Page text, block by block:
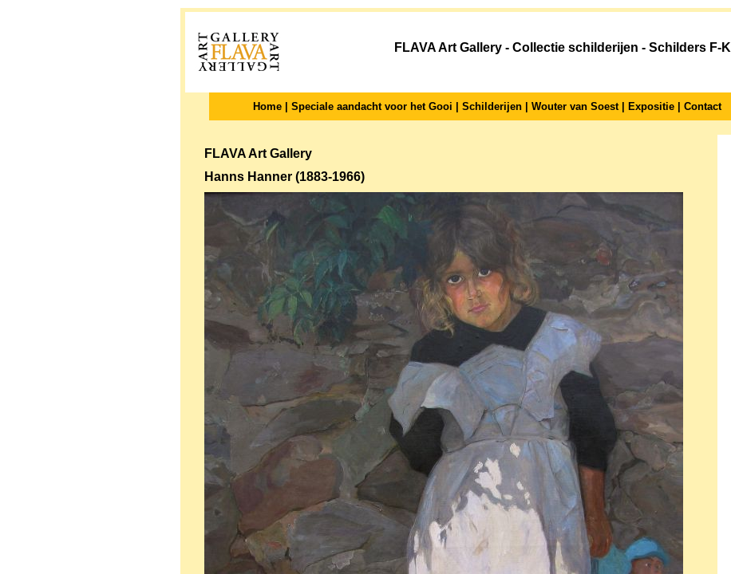
FLAVA Art Gallery - Collectie schilderijen - Schilders F-K
Home Speciale aandacht voor het Gooi Schilderijen Wouter van Soest| Expositie Contact
FLAVA Art Gallery
Hanns Hanner (1883-1966)